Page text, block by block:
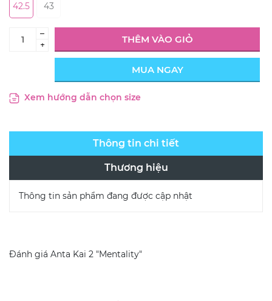
42.5
43
–
+
THÊM VÀO GIỎ
MUA NGAY
Xem hướng dẫn chọn size
Thông tin chi tiết
Thương hiệu
Thông tin sản phẩm đang được cập nhật
Đánh giá Anta Kai 2 "Mentality"